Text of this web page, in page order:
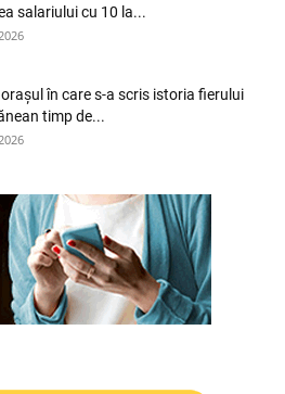
salariului cu 10 la...
în care s-a scris istoria fierului
timp de...